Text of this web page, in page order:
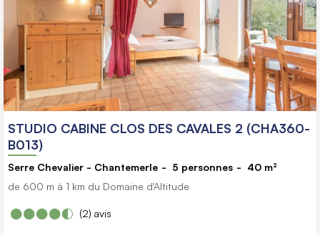
STUDIO CABINE CLOS DES CAVALES 2 (CHA360-
B013)
Serre Chevalier - Chantemerle 5 personnes 40 m²
de 600 m à 1 km du Domaine d'Altitude
avis
(2)